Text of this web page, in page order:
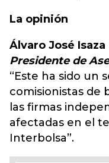
La opinión
Álvaro José Isaza
Presidente de
“Este ha sido un
comisionistas de
las firmas
afectadas en el
Interbolsa”.